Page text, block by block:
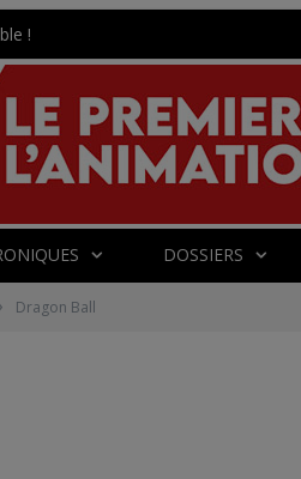
!
DOSSIERS
Dragon Ball